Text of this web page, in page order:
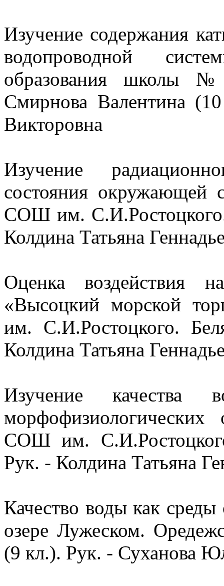
Изучение содержания
водопроводной
образования школы
Смирнова Валентина
Викторовна
Изучение
состояния окружающей
СОШ им.
Колдина Татьяна
Оценка
«Высоцкий морской
им. С.И.Ростоцкого.
Колдина Татьяна
Изучение
СОШ им.
Рук. - Колдина Татьяна
Качество воды как
озере Лужеском.
(9 кл.). Рук. - Суханова